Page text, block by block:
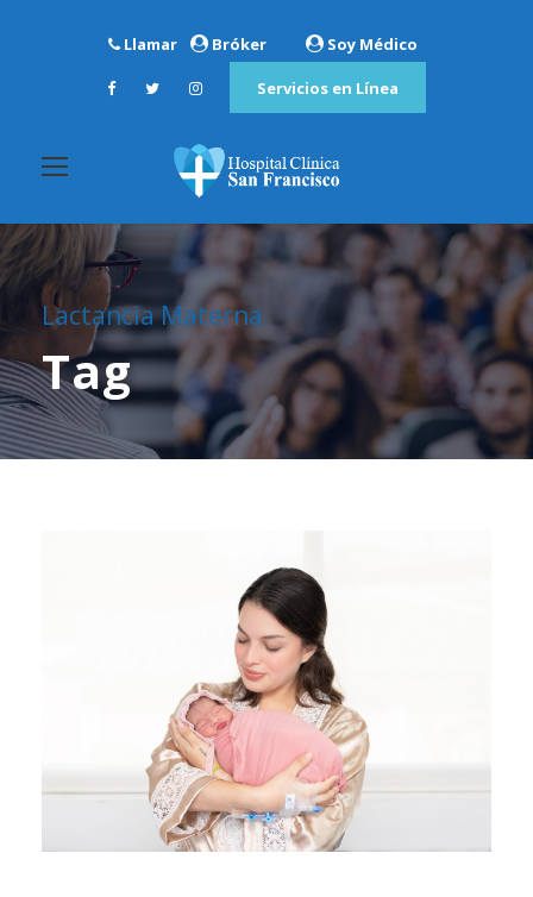
Llamar Bróker Soy Médico
Servicios en Línea
Lactancia Materna
Tag